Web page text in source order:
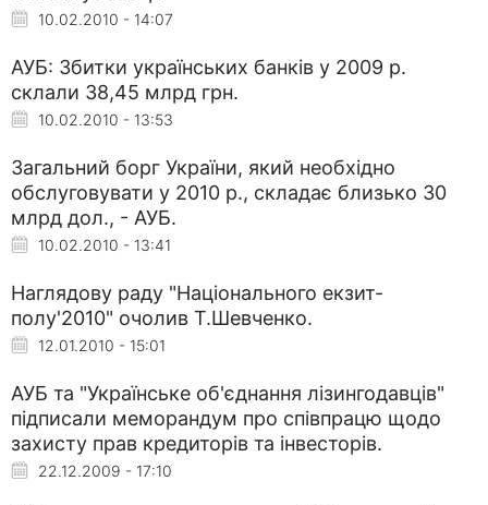
10.02.2010 - 14:07
АУБ: Збитки українських банків у 2009 р.
склали 38,45 млрд грн.
10.02.2010 - 13:53
Загальний борг України, який необхідно
обслуговувати у 2010 р., складає близько 30
млрд дол., - АУБ.
10.02.2010 - 13:41
Наглядову раду "Національного екзит-
полу'2010" очолив Т.Шевченко.
12.01.2010 - 15:01
АУБ та "Українське об'єднання лізингодавців"
підписали меморандум про співпрацю щодо
захисту прав кредиторів та інвесторів.
22.12.2009 - 17:10